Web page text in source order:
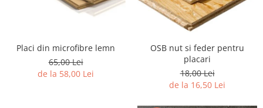
Acoperiș
Placi din microfibre lemn
65,00 Lei
de la 58,00 Lei
OSB nut si feder pentru
placari
18,00 Lei
de la 16,50 Lei